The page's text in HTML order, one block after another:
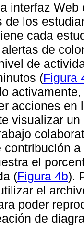
interfaz
de los
cada
de
de
(Figura
acciones
visualizar
contribución
el
(Figura 4b).
el
poder
de